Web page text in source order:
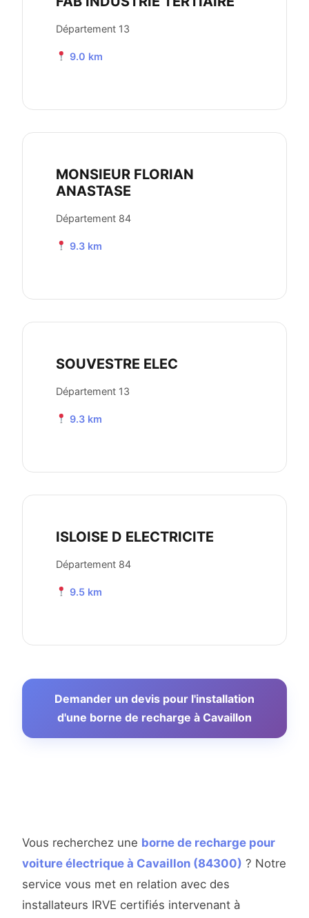
Département 13
9.0 km
MONSIEUR FLORIAN
ANASTASE
Département 84
9.3 km
SOUVESTRE ELEC
Département 13
9.3 km
ISLOISE D ELECTRICITE
Département 84
9.5 km
Demander un devis pour l'installation
d'une borne de recharge à Cavaillon
Vous recherchez une borne de recharge pour
voiture électrique à Cavaillon (84300) ? Notre
service vous met en relation avec des
installateurs IRVE certifiés intervenant à